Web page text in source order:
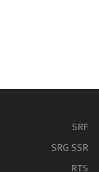
SRF
SRG SSR
RTS